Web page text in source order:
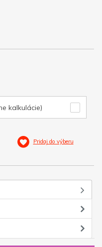
kalkulácie)
Pridaj do výberu